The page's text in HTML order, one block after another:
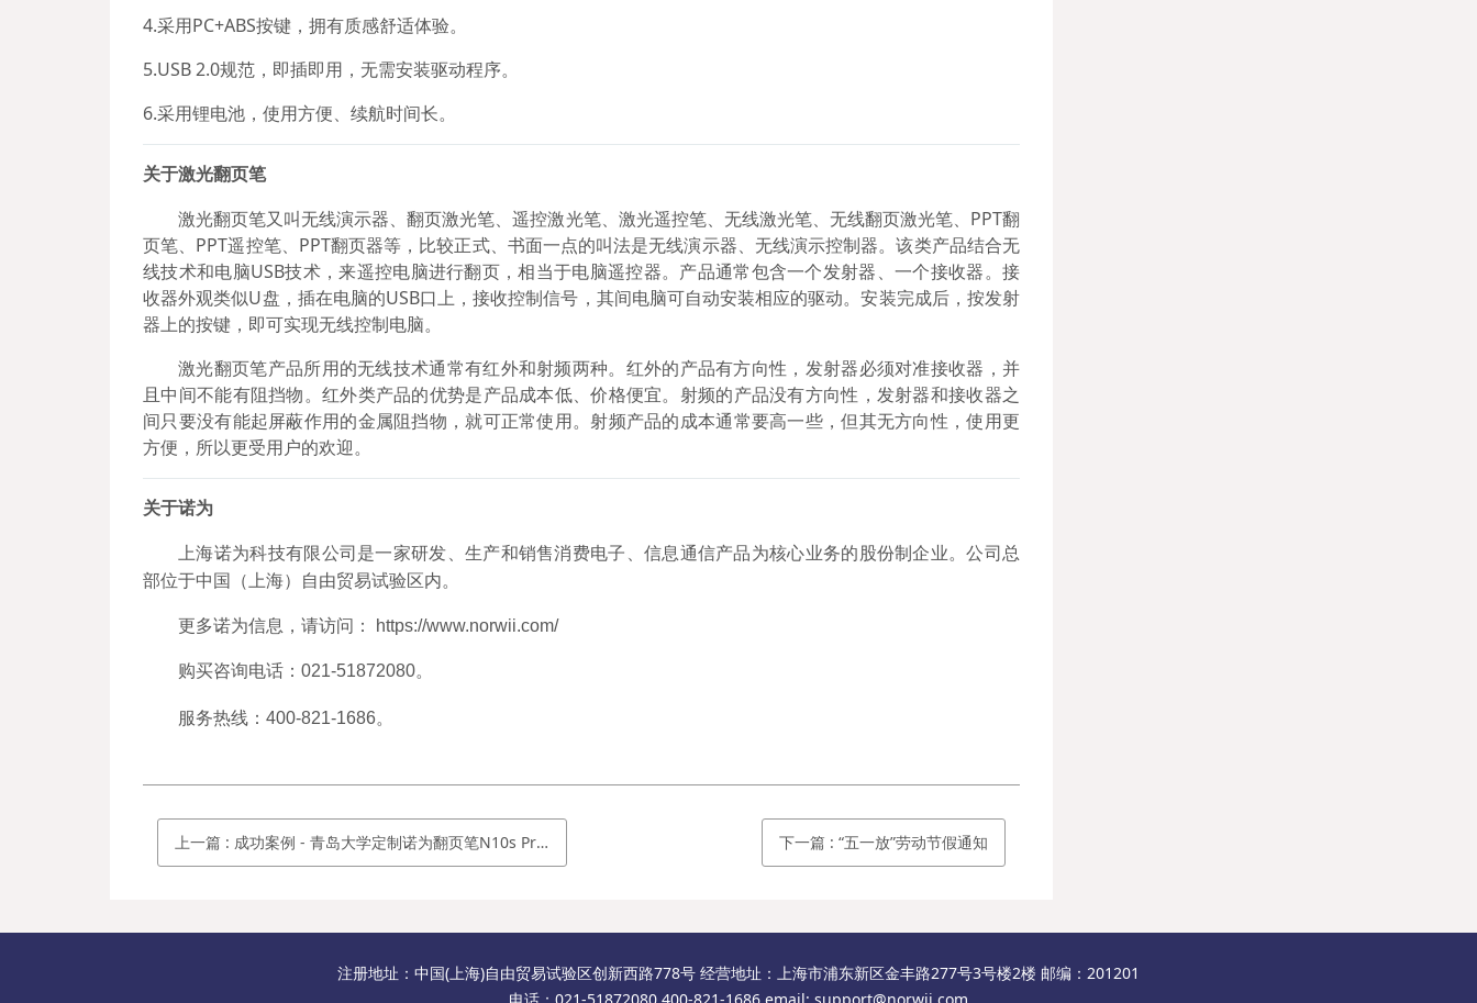
4.采用PC+ABS按键，拥有质感舒适体验。
5.USB 2.0规范，即插即用，无需安装驱动程序。
6.采用锂电池，使用方便、续航时间长。
关于激光翻页笔
激光翻页笔又叫无线演示器、翻页激光笔、遥控激光笔、激光遥控笔、无线激光笔、无线翻页激光笔、PPT翻
页笔、PPT遥控笔、PPT翻页器等，比较正式、书面一点的叫法是无线演示器、无线演示控制器。该类产品结合无
线技术和电脑USB技术，来遥控电脑进行翻页，相当于电脑遥控器。产品通常包含一个发射器、一个接收器。接
收器外观类似U盘，插在电脑的USB口上，接收控制信号，其间电脑可自动安装相应的驱动。安装完成后，按发射
器上的按键，即可实现无线控制电脑。
激光翻页笔产品所用的无线技术通常有红外和射频两种。红外的产品有方向性，发射器必须对准接收器，并
且中间不能有阻挡物。红外类产品的优势是产品成本低、价格便宜。射频的产品没有方向性，发射器和接收器之
间只要没有能起屏蔽作用的金属阻挡物，就可正常使用。射频产品的成本通常要高一些，但其无方向性，使用更
方便，所以更受用户的欢迎。
关于诺为
上海诺为科技有限公司是一家研发、生产和销售消费电子、信息通信产品为核心业务的股份制企业。公司总
部位于中国（上海）自由贸易试验区内。
更多诺为信息，请访问： https://www.norwii.com/
购买咨询电话：021-51872080。
服务热线：400-821-1686。
上一篇 : 成功案例 - 青岛大学定制诺为翻页笔N10s Pro 红光 双头 下一篇 : “五一放”劳动节假通知
注册地址：中国(上海)自由贸易试验区创新西路778号 经营地址：上海市浦东新区金丰路277号3号楼2楼 邮编：201201